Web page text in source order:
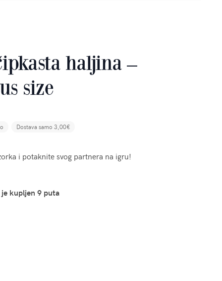
haljina –
size
Dostava samo 3,00€
i potaknite svog partnera na igru!
kupljen 9 puta